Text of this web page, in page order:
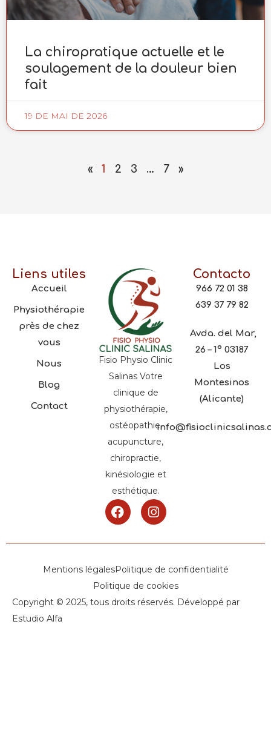
La chiropratique actuelle et le
soulagement de la douleur bien
fait
19 DE MAI DE 2026
« 1 2 3 … 7 »
Liens utiles
Accueil
Physiothérapie
près de chez
vous
Nous
Blog
Contact
Fisio Physio Clinic
Salinas Votre
clinique de
physiothérapie,
ostéopathie,
acupuncture,
chiropractie,
kinésiologie et
esthétique.
Contacto
966 72 01 38
639 37 79 82
Avda. del Mar,
26 – 1º 03187
Los
Montesinos
(Alicante)
Mentions légalesPolitique de confidentialité
Politique de cookies
Copyright © 2025, tous droits réservés. Développé par
Estudio Alfa